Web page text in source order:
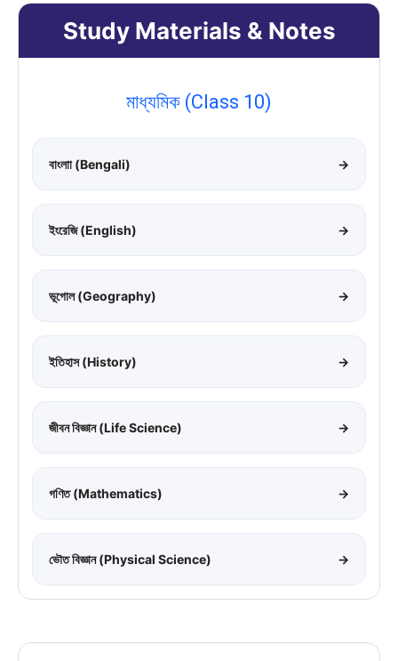
Study Materials & Notes
মাধ্যমিক (Class 10)
বাংলাা (Bengali) →
ইংরেজি (English) →
ভূগোল (Geography) →
ইতিহাস (History) →
জীবন বিজ্ঞান (Life Science) →
গণিত (Mathematics) →
ভৌত বিজ্ঞান (Physical Science) →